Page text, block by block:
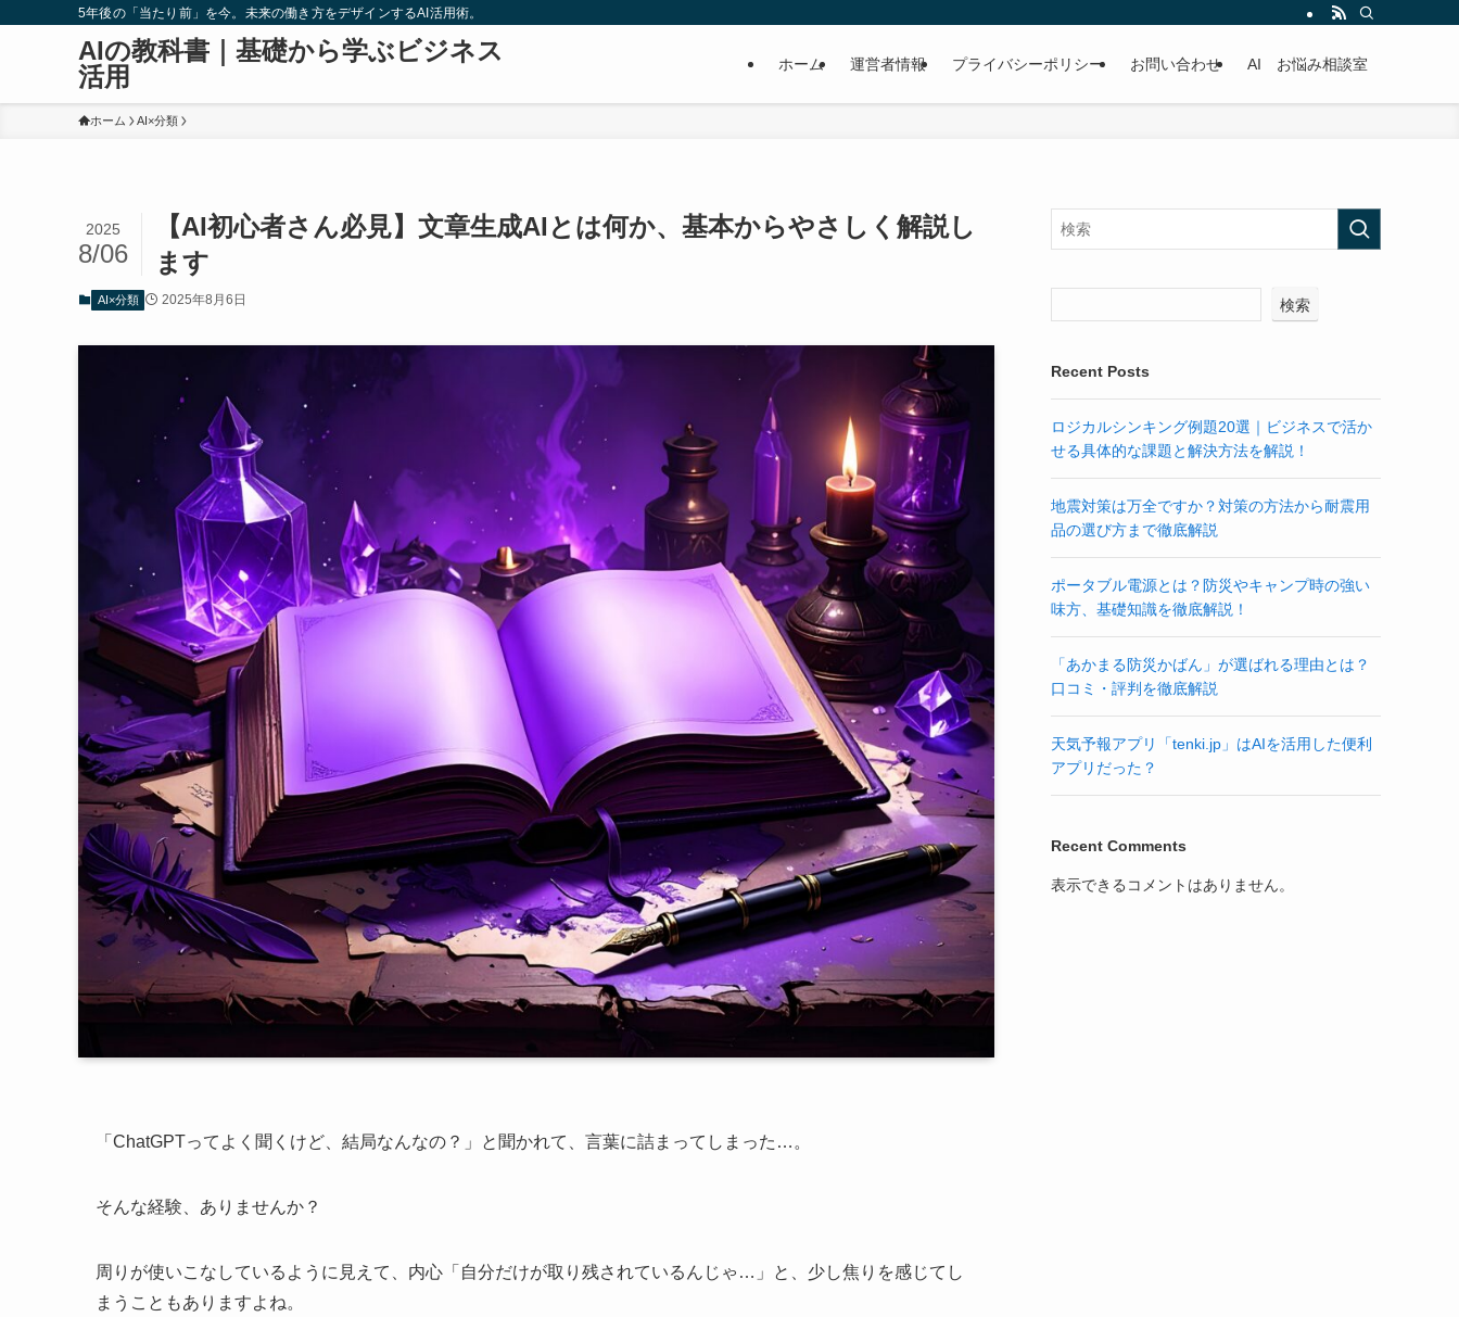
5年後の「当たり前」を今。未来の働き方をデザインするAI活用術。
AIの教科書｜基礎から学ぶビジネス
活用
ホーム 運営者情報 プライバシーポリシー お問い合わせ AI お悩み相談室
ホーム AI×分類
【AI初心者さん必見】文章生成AIとは何か、基本からやさしく解説し
ます
2025
8/06
AI×分類 2025年8月6日
「ChatGPTってよく聞くけど、結局なんなの？」と聞かれて、言葉に詰まってしまった…。
そんな経験、ありませんか？
周りが使いこなしているように見えて、内心「自分だけが取り残されているんじゃ…」と、少し焦りを感じてし
まうこともありますよね。
検索
Recent Posts
ロジカルシンキング例題20選｜ビジネスで活か
せる具体的な課題と解決方法を解説！
地震対策は万全ですか？対策の方法から耐震用
品の選び方まで徹底解説
ポータブル電源とは？防災やキャンプ時の強い
味方、基礎知識を徹底解説！
「あかまる防災かばん」が選ばれる理由とは？
口コミ・評判を徹底解説
天気予報アプリ「tenki.jp」はAIを活用した便利
アプリだった？
Recent Comments
表示できるコメントはありません。